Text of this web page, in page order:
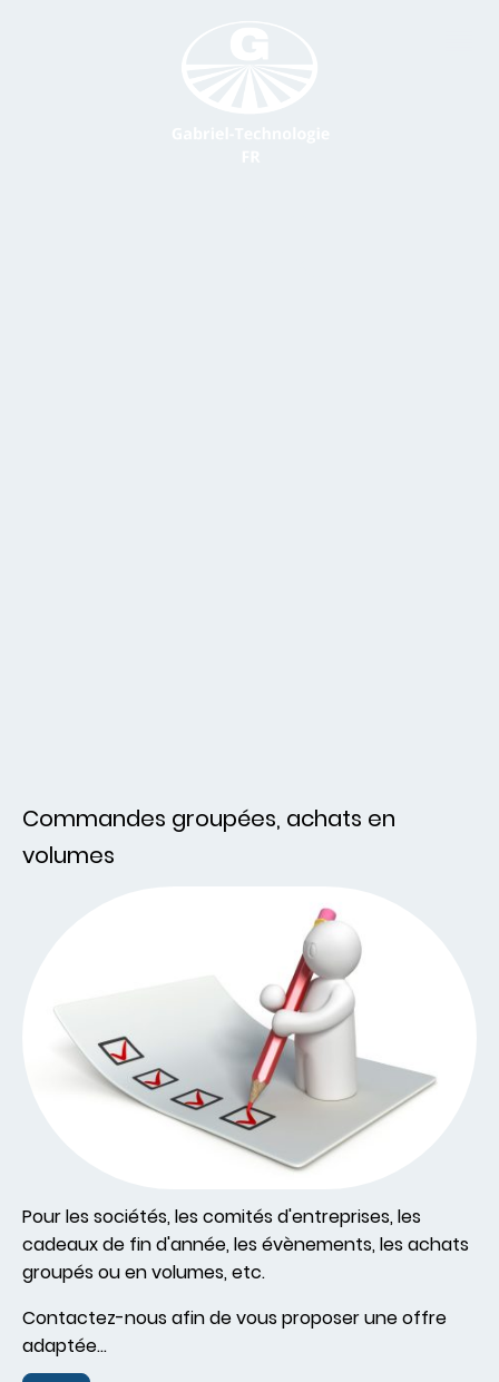
Commandes groupées, achats en
volumes
Pour les sociétés, les comités d'entreprises, les
cadeaux de fin d'année, les évènements, les achats
groupés ou en volumes, etc.
Contactez-nous afin de vous proposer une offre
adaptée...